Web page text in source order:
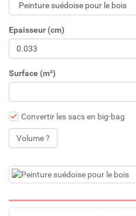
Epaisseur (cm)
Surface (m²)
Convertir les sacs en big-bag
Volume ?